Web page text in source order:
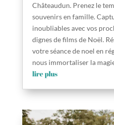
Châteaudun. Prenez le
souvenirs en famille.
inoubliables avec vos
dignes de films de Noël.
votre séance de noel en
nous immortaliser la
lire plus